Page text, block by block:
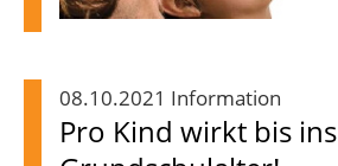
08.10.2021 Information
Pro Kind wirkt bis ins